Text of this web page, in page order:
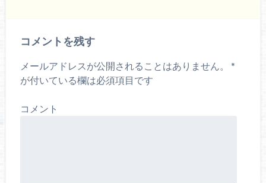
コメントを残す
メールアドレスが公開されることはありません。
*
が付いている欄は必須項目です
コメント